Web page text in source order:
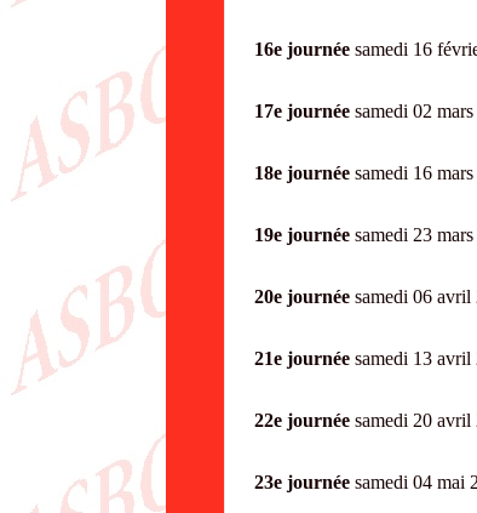
16e journée samedi
17e journée samedi
18e journée samedi 16
19e journée samedi
20e journée samedi
21e journée samedi
22e journée samedi
23e journée samedi